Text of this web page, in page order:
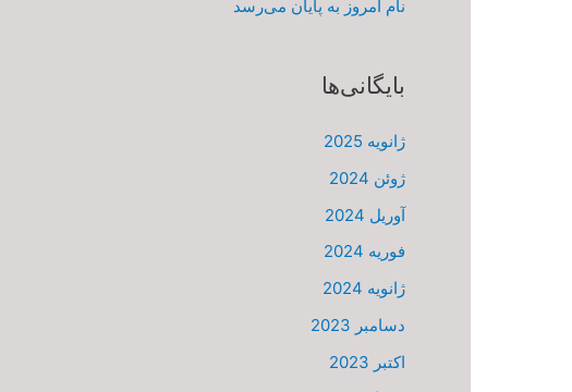
نام امروز به پایان می‌رسد
بایگانی‌ها
ژانویه 2025
ژوئن 2024
آوریل 2024
فوریه 2024
ژانویه 2024
دسامبر 2023
اکتبر 2023